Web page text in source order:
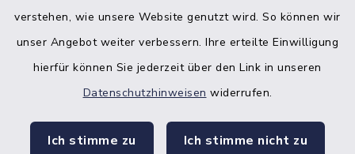
verstehen, wie unsere Website genutzt wird. So können wir
unser Angebot weiter verbessern. Ihre erteilte Einwilligung
hierfür können Sie jederzeit über den Link in unseren
Datenschutzhinweisen widerrufen.
Ich stimme zu Ich stimme nicht zu
facebook